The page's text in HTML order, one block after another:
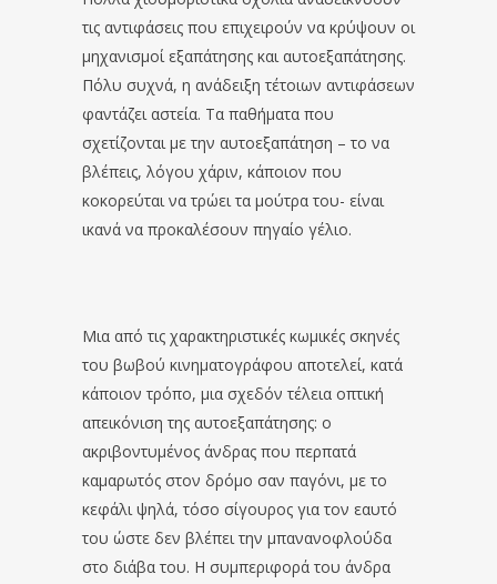
τις αντιφάσεις που επιχειρούν να κρύψουν οι
μηχανισμοί εξαπάτησης και αυτοεξαπάτησης.
Πόλυ συχνά, η ανάδειξη τέτοιων αντιφάσεων
φαντάζει αστεία. Τα παθήματα που
σχετίζονται με την αυτοεξαπάτηση – το να
βλέπεις, λόγου χάριν, κάποιον που
κοκορεύται να τρώει τα μούτρα του- είναι
ικανά να προκαλέσουν πηγαίο γέλιο.
Μια από τις χαρακτηριστικές κωμικές σκηνές
του βωβού κινηματογράφου αποτελεί, κατά
κάποιον τρόπο, μια σχεδόν τέλεια οπτική
απεικόνιση της αυτοεξαπάτησης: ο
ακριβοντυμένος άνδρας που περπατά
καμαρωτός στον δρόμο σαν παγόνι, με το
κεφάλι ψηλά, τόσο σίγουρος για τον εαυτό
του ώστε δεν βλέπει την μπανανοφλούδα
στο διάβα του. Η συμπεριφορά του άνδρα